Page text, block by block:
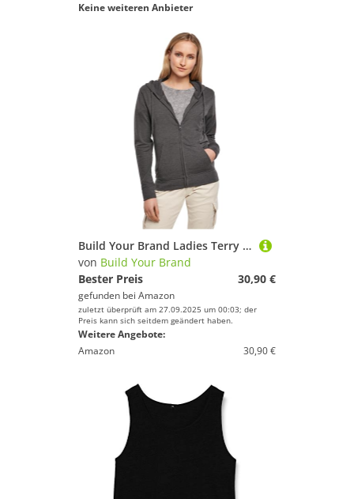
Keine weiteren Anbieter
Build Your Brand Ladies Terry Zip Hoody - Farbe: Charcoal (Heather) - Größe: XL
von Build Your Brand
Bester Preis
30,90 €
gefunden bei Amazon
zuletzt überprüft am 27.09.2025 um 00:03; der
Preis kann sich seitdem geändert haben.
Weitere Angebote:
Amazon
30,90 €